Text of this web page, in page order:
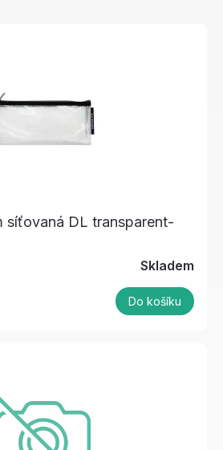
síťovaná DL transparent-
Skladem
Do košíku